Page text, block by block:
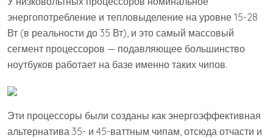
энергопотребление и тепловыделение на уровне 15-28
Вт (в реальности до 35 Вт), и это самый массовый
сегмент процессоров — подавляющее большинство
ноутбуков работает на базе именно таких чипов.
Эти процессоры были созданы как энергоэффективная
альтернатива 35- и 45-ваттным чипам, отсюда отчасти и